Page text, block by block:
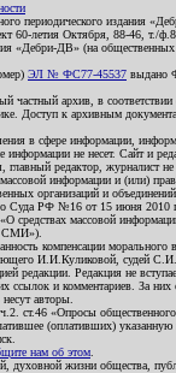
периодического
60-летия Октября, 88-46, т./
«Дебри-ДВ» (на
ЭЛ № ФС77-45537 выдано
частный архив, в соответствии
Доступ к архивным
в сфере информации,
информации не несет. Сайт и
редактор, журналист не
информации и (или)
организаций и
Суда РФ №16 от 15 июня 2010
средствах массовой
СМИ»).
компенсации морального
И.И.Куликовой, судей
редакции. Редакция не
ссылок и комментариев. За
авторы.
ст.46 «Опросы
(оплативших)
нам об этом
духовной жизни общества,